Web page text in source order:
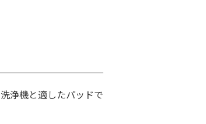
浄機と適したパッドで